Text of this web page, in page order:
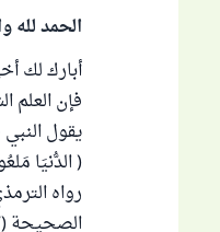
الحمد لله
أبارك لك
فإن العلم
يقول
( الدُّنيَا
الصحيحة (2797)